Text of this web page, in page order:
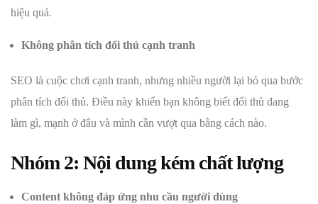
hiệu quả.
Không phân tích đối thủ cạnh tranh
SEO là cuộc chơi cạnh tranh, nhưng nhiều người lại bỏ qua bước
phân tích đối thủ. Điều này khiến bạn không biết đối thủ đang
làm gì, mạnh ở đâu và mình cần vượt qua bằng cách nào.
Nhóm 2: Nội dung kém chất lượng
Content không đáp ứng nhu cầu người dùng